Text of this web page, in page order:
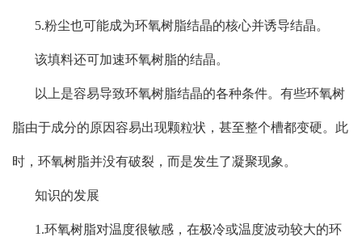
5.粉尘也可能成为环氧树脂结晶的核心并诱导结晶。
该填料还可加速环氧树脂的结晶。
以上是容易导致环氧树脂结晶的各种条件。有些环氧树
脂由于成分的原因容易出现颗粒状，甚至整个槽都变硬。此
时，环氧树脂并没有破裂，而是发生了凝聚现象。
知识的发展
1.环氧树脂对温度很敏感，在极冷或温度波动较大的环